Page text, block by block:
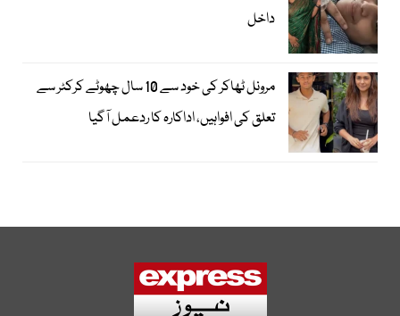
داخل
مرونل ٹھاکر کی خود سے 10 سال چھوٹے کرکٹر سے
تعلق کی افواہیں، اداکارہ کا ردعمل آگیا